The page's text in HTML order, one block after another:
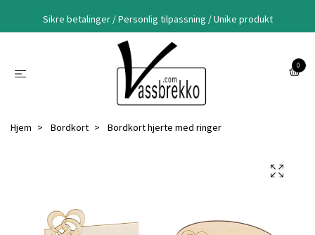
Sikre betalinger / Personlig tilpassning / Unike produkt
0
Hjem Bordkort Bordkort hjerte med ringer